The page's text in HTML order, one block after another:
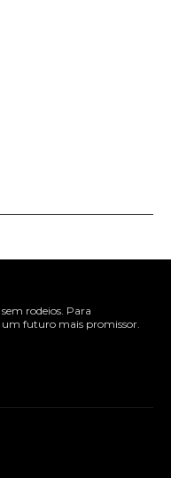
rodeios. Para
um futuro mais promissor.